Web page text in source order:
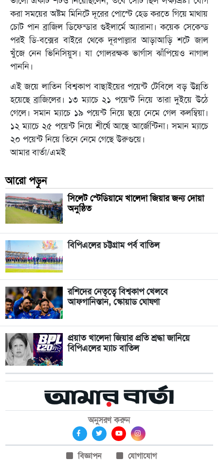
করা সময়ের অষ্টম মিনিটে দূরের পোস্টে হেড করতে গিয়ে মাথায়
চোট পান ব্রাজিল ডিফেন্ডার গুইলার্মে অ্যারানা। কয়েক সেকেন্ড
পরই ডি-বক্সের বাইরে থেকে দূরপাল্লার আড়াআড়ি শটে জাল
খুঁজে নেন ভিনিসিয়ুস। যা গোলরক্ষক ভার্গাস ঝাঁপিয়েও নাগাল
পাননি।
এই জয়ে লাতিন বিশ্বকাপ বাছাইয়ের পয়েন্ট টেবিলে বড় উন্নতি
হয়েছে ব্রাজিলের। ১৩ ম‍্যাচে ২১ পয়েন্ট নিয়ে তারা দুইয়ে উঠে
গেলে। সমান ম‍্যাচে ১৯ পয়েন্ট নিয়ে ছয়ে নেমে গেল কলম্বিয়া।
১২ ম‍্যাচে ২৫ পয়েন্ট নিয়ে শীর্ষে আছে আর্জেন্টিনা। সমান ম‍্যাচে
২০ পয়েন্ট নিয়ে তিনে নেমে গেছে উরুগুয়ে।
আমার বার্তা/এমই
আরো পড়ুন
সিলেট স্টেডিয়ামে খালেদা জিয়ার জন্য দোয়া
অনুষ্ঠিত
বিপিএলের চট্টগ্রাম পর্ব বাতিল
রশিদের নেতৃত্বে বিশ্বকাপ খেলবে
আফগানিস্তান, স্কোয়াড ঘোষণা
প্রয়াত খালেদা জিয়ার প্রতি শ্রদ্ধা জানিয়ে
বিপিএলের ম্যাচ বাতিল
অনুসরণ করুন
বিজ্ঞাপন যোগাযোগ